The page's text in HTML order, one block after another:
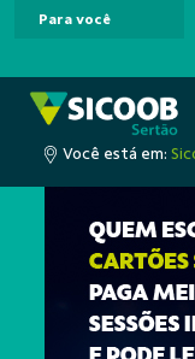
Pular para o
Para você
Você está em:
A